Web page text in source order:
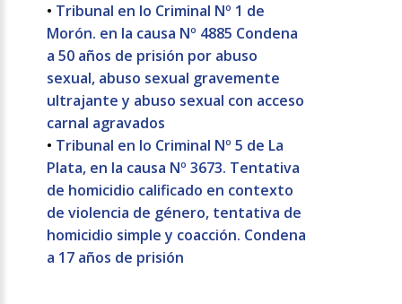
• Tribunal en lo Criminal Nº 1 de
Morón. en la causa Nº 4885 Condena
a 50 años de prisión por abuso
sexual, abuso sexual gravemente
ultrajante y abuso sexual con acceso
carnal agravados
• Tribunal en lo Criminal Nº 5 de La
Plata, en la causa Nº 3673. Tentativa
de homicidio calificado en contexto
de violencia de género, tentativa de
homicidio simple y coacción. Condena
a 17 años de prisión